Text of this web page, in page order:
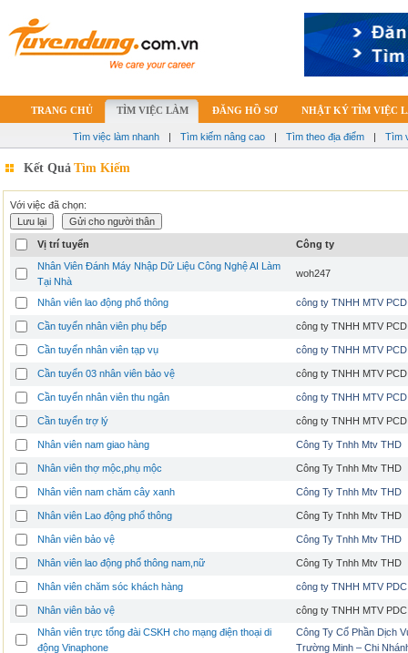
TRANG CHỦ TÌM VIỆC LÀM ĐĂNG HỒ SƠ NHẬT KÝ TÌM VIỆC
Tìm việc làm nhanh | Tìm kiếm nâng cao | Tìm theo địa điểm | Tìm
Kết Quả Tìm Kiếm
Với việc đã chọn:
Vị trí tuyển
Công ty
Nhân Viên Đánh Máy Nhập Dữ Liệu Công Nghệ AI Làm
Tại Nhà
woh247
Nhân viên lao động phổ thông công ty TNHH MTV PCD
Cần tuyển nhân viên phụ bếp công ty TNHH MTV PCD
Cần tuyển nhân viên tạp vụ công ty TNHH MTV PCD
Cần tuyển 03 nhân viên bảo vệ công ty TNHH MTV PCD
Cần tuyển nhân viên thu ngân công ty TNHH MTV PCD
Cần tuyển trợ lý công ty TNHH MTV PCD
Nhân viên nam giao hàng Công Ty Tnhh Mtv THD
Nhân viên thợ mộc,phụ mộc Công Ty Tnhh Mtv THD
Nhân viên nam chăm cây xanh Công Ty Tnhh Mtv THD
Nhân viên Lao động phổ thông Công Ty Tnhh Mtv THD
Nhân viên bảo vệ Công Ty Tnhh Mtv THD
Nhân viên lao động phổ thông nam,nữ Công Ty Tnhh Mtv THD
Nhân viên chăm sóc khách hàng công ty TNHH MTV PDC
Nhân viên bảo vệ
công ty TNHH MTV PDC
Nhân viên trực tổng đài CSKH cho mạng điện thoại di
động Vinaphone
Công Ty Cổ Phần Dịch
Trường Minh – Chi